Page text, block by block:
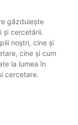
găzduiește
și cercetării.
noștri, cine și
cine și cum
la lumea în
cercetare.